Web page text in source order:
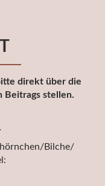
direkt über die
Beitrags stellen.
Bilche/